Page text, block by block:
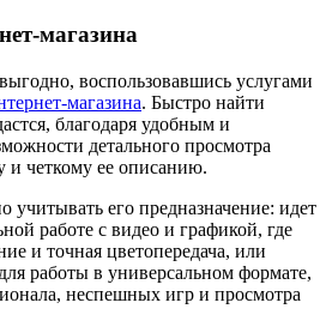
магазина
воспользовавшись услугами
магазина. Быстро найти
благодаря удобным и
детального просмотра
четкому ее описанию.
учитывать его предназначение: идет
работе с видео и графикой, где
и точная цветопередача, или
работы в универсальном формате,
неспешных игр и просмотра